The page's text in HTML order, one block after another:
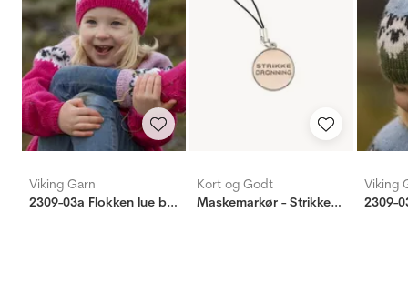
Viking Garn
2309-03a Flokken lue barn
Kort og Godt
Maskemarkør - Strikkedronning - lys brun
Viking